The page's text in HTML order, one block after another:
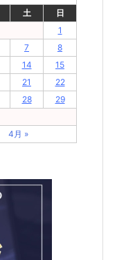
土
日
1
7
8
14
15
21
22
28
29
4月 »